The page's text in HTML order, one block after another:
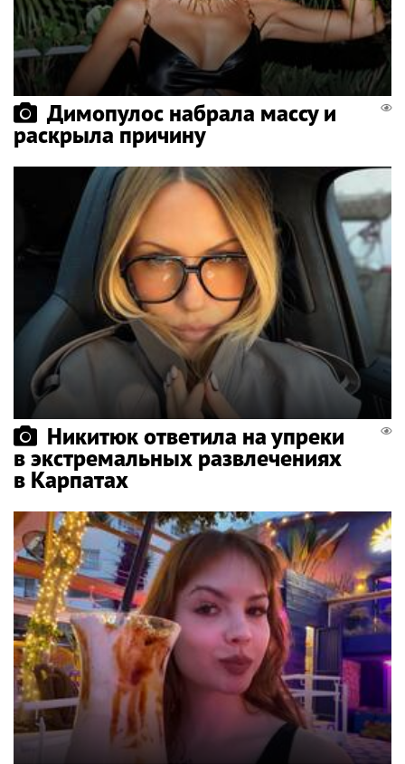
Димопулос набрала массу и
раскрыла причину
Никитюк ответила на упреки
в экстремальных развлечениях
в Карпатах